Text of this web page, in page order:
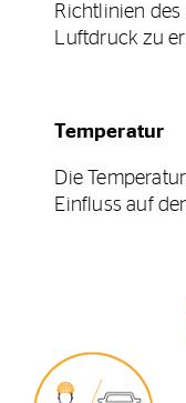
Richtlinien
Luftdruck zu
Temperatur
Die
Einfluss auf